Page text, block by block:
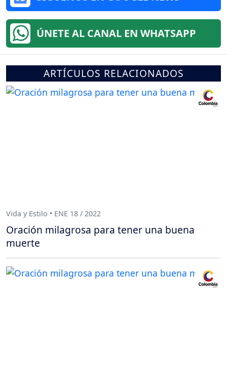
ÚNETE AL CANAL EN WHATSAPP
ARTÍCULOS RELACIONADOS
Vida y Estilo • ENE 18 / 2022
Oración milagrosa para tener una buena
muerte